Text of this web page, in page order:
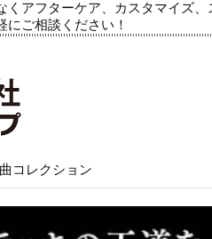
アフターケア、カスタマイ
ご相談ください！
コレクション